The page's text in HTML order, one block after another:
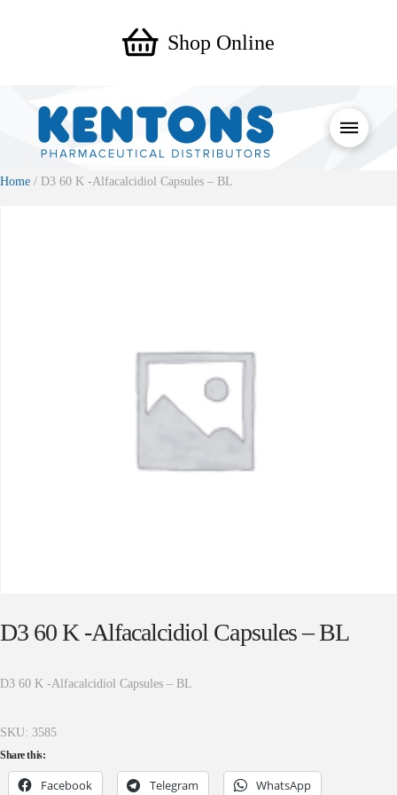
Shop Online
Home / D3 60 K -Alfacalcidiol Capsules – BL
D3 60 K -Alfacalcidiol Capsules – BL
D3 60 K -Alfacalcidiol Capsules – BL
SKU: 3585
Share this:
Facebook Telegram WhatsApp